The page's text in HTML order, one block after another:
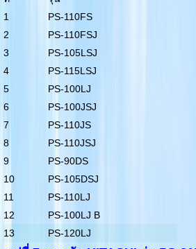
1
PS-110FS
2
PS-110FSJ
3
PS-105LSJ
4
PS-115LSJ
5
PS-100LJ
6
PS-100JSJ
7
PS-110JS
8
PS-110JSJ
9
PS-90DS
10
PS-105DSJ
11
PS-110LJ
12
PS-100LJ B
13
PS-120LJ